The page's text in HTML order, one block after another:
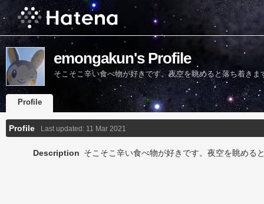
emongakun's Profile
そこそこ辛い食べ物が好きです。夜空を眺めると落ち着きま
Profile
Profile Last updated: 11 Mar 2021
Description そこそこ辛い食べ物が好きです。夜空を眺める